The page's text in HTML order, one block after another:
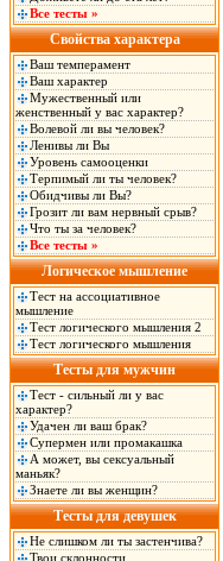
Все тесты »
Свойства характера
Ваш темперамент
Ваш характер
Мужественный или
женственный у вас характер?
Волевой ли вы человек?
Ленивы ли Вы
Уровень самооценки
Терпимый ли ты человек?
Обидчивы ли Вы?
Грозит ли вам нервный срыв?
Что ты за человек?
Все тесты »
Логическое мышление
Тест на ассоциативное
мышление
Тест логического мышления 2
Тест логического мышления
Тесты для мужчин
Тест - сильный ли у вас
характер?
Удачен ли ваш брак?
Супермен или промакашка
А может, вы сексуальный
маньяк?
Знаете ли вы женщин?
Тесты для девушек
Не слишком ли ты застенчива?
Твои склонности